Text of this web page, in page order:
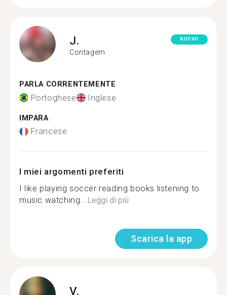
J.
Contagem
NUOVO
PARLA CORRENTEMENTE
Portoghese Inglese
IMPARA
Francese
I miei argomenti preferiti
I like playing soccer reading books listening to
music watching...Leggi di più
Scarica la app
V.